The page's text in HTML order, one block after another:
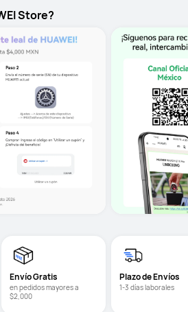
Store?
Envío Gratis
en pedidos mayores a
$2,000
Plazo de Envíos
1-3 días laborales